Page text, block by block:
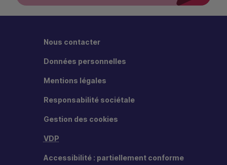
Nous contacter
Données personnelles
Mentions légales
Responsabilité sociétale
Gestion des cookies
VDP
Accessibilité : partiellement conforme